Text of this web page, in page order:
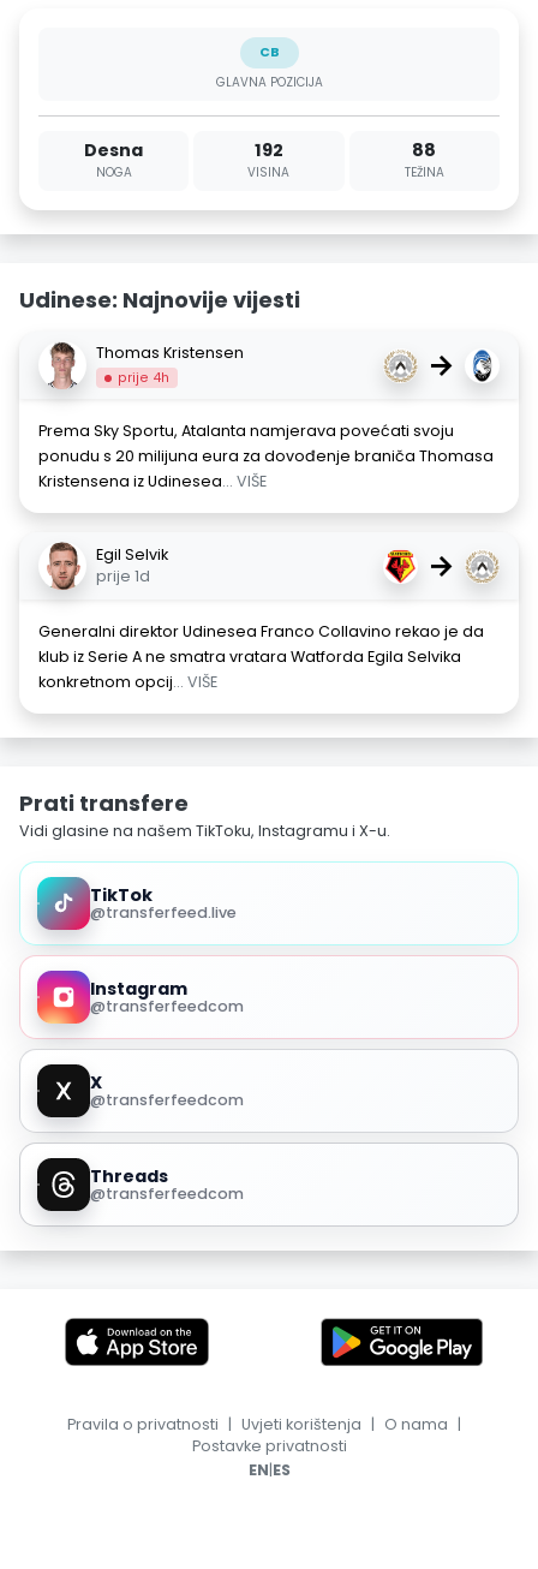
CB
GLAVNA POZICIJA
Desna
NOGA
192
VISINA
88
TEŽINA
Udinese: Najnovije vijesti
Thomas Kristensen
prije 4h →
Prema Sky Sportu, Atalanta namjerava povećati svoju
ponudu s 20 milijuna eura za dovođenje braniča Thomasa
Kristensena iz Udinesea... VIŠE
Egil Selvik
prije 1d
→
Generalni direktor Udinesea Franco Collavino rekao je da
klub iz Serie A ne smatra vratara Watforda Egila Selvika
konkretnom opcij... VIŠE
Prati transfere
Vidi glasine na našem TikToku, Instagramu i X-u.
TikTok
@transferfeed.live
Instagram
@transferfeedcom
X
@transferfeedcom
Threads
@transferfeedcom
Pravila o privatnosti | Uvjeti korištenja | O nama |
Postavke privatnosti
EN|ES